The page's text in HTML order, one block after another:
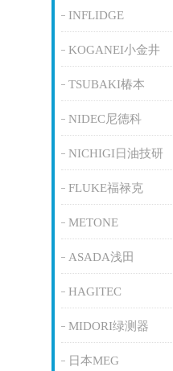
INFLIDGE
KOGANEI小金井
TSUBAKI椿本
NIDEC尼德科
NICHIGI日油技研
FLUKE福禄克
METONE
ASADA浅田
HAGITEC
MIDORI绿测器
日本MEG